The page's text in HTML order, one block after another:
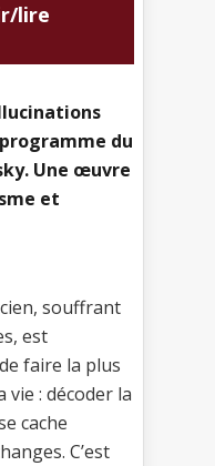
lire
du
Une œuvre
et
souffrant
est
faire la plus
vie : décoder la
cache
C’est